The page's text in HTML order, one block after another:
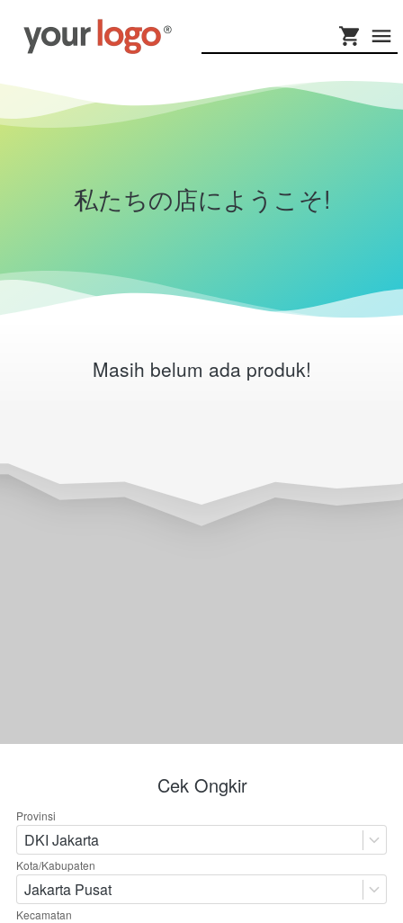
私たちの店にようこそ!
Masih belum ada produk!
Cek Ongkir
Provinsi
DKI Jakarta
Kota/Kabupaten
Jakarta Pusat
Kecamatan